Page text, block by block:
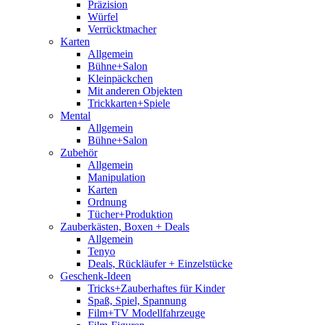
Präzision
Würfel
Verrücktmacher
Karten
Allgemein
Bühne+Salon
Kleinpäckchen
Mit anderen Objekten
Trickkarten+Spiele
Mental
Allgemein
Bühne+Salon
Zubehör
Allgemein
Manipulation
Karten
Ordnung
Tücher+Produktion
Zauberkästen, Boxen + Deals
Allgemein
Tenyo
Deals, Rückläufer + Einzelstücke
Geschenk-Ideen
Tricks+Zauberhaftes für Kinder
Spaß, Spiel, Spannung
Film+TV Modellfahrzeuge